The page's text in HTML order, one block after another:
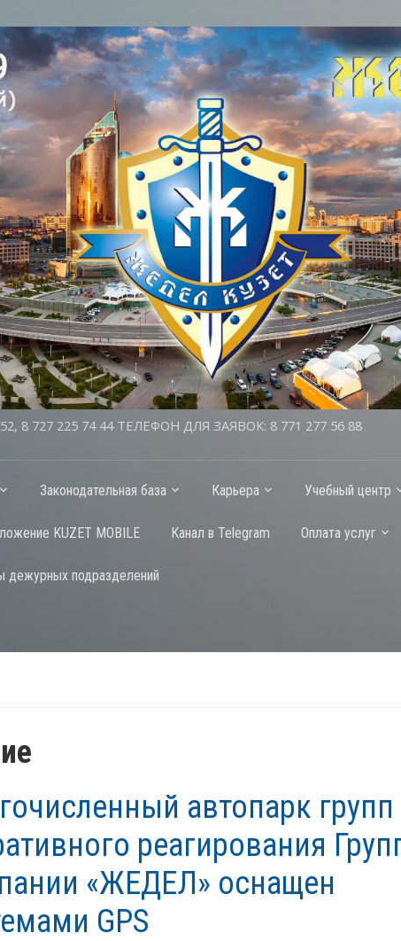
8 727 225 74 44 ТЕЛЕФОН ДЛЯ ЗАЯВОК: 8 771 277 56 88
Законодательная база Карьера Учебный центр
KUZET MOBILE Канал в Telegram Оплата услуг
дежурных подразделений
автопарк групп
реагирования
«ЖЕДЕЛ» оснащен
GPS